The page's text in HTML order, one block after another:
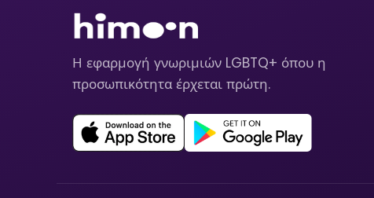
Η εφαρμογή γνωριμιών LGBTQ+ όπου η
προσωπικότητα έρχεται πρώτη.